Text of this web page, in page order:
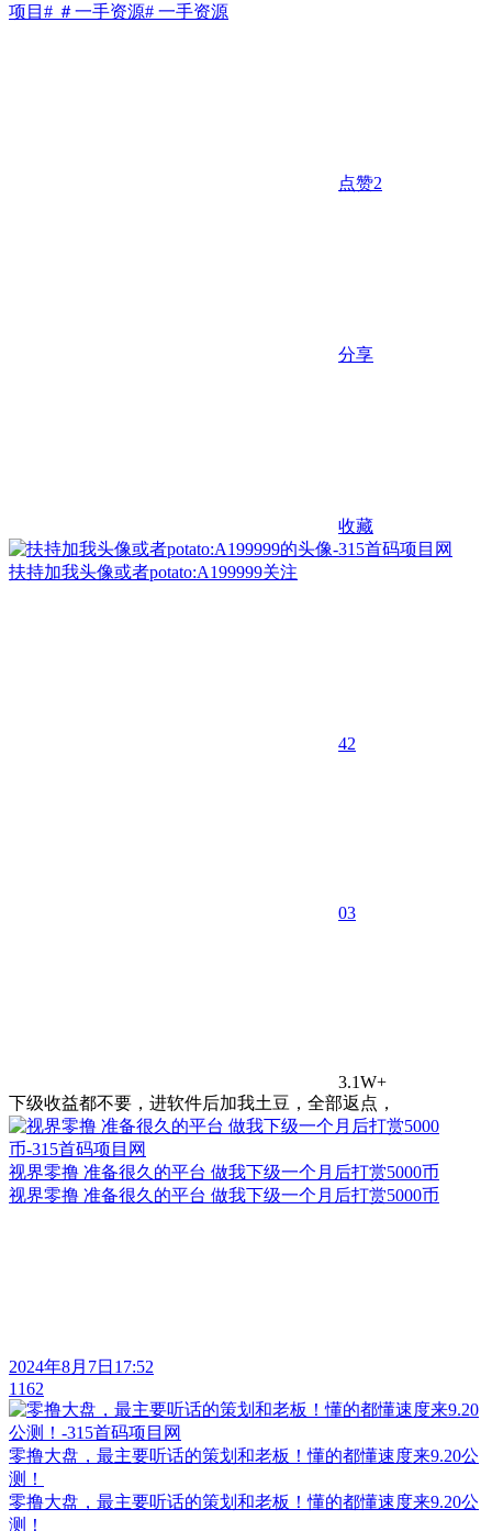
项目 # ＃一手资源# 一手资源
点赞2
分享
收藏
扶持加我头像或者potato:A199999关注
42
03
3.1W+
下级收益都不要，进软件后加我土豆，全部返点，
视界零撸 准备很久的平台 做我下级一个月后打赏5000币
视界零撸 准备很久的平台 做我下级一个月后打赏5000币
2024年8月7日17:52
1162
零撸大盘，最主要听话的策划和老板！懂的都懂速度来9.20公
测！
零撸大盘，最主要听话的策划和老板！懂的都懂速度来9.20公
测！